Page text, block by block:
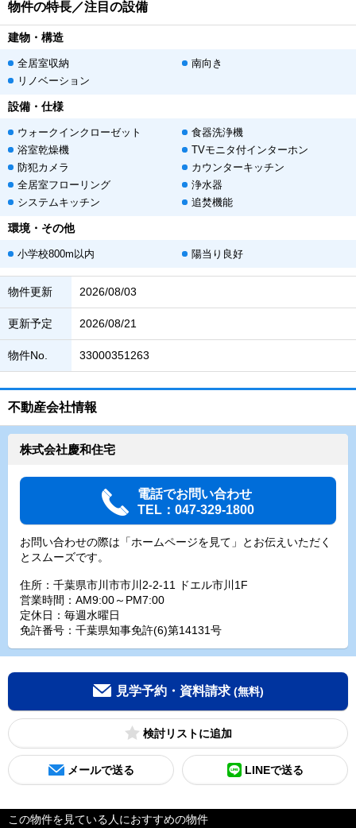
物件の特長／注目の設備
建物・構造
全居室収納
南向き
リノベーション
設備・仕様
ウォークインクローゼット
食器洗浄機
浴室乾燥機
TVモニタ付インターホン
防犯カメラ
カウンターキッチン
全居室フローリング
浄水器
システムキッチン
追焚機能
環境・その他
小学校800m以内 陽当り良好
物件更新 2026/08/03
更新予定 2026/08/21
物件No. 33000351263
不動産会社情報
株式会社慶和住宅
電話でお問い合わせ
TEL：047-329-1800
お問い合わせの際は「ホームページを見て」とお伝えいただく
とスムーズです。
住所：千葉県市川市市川2-2-11 ドエル市川1F
営業時間：AM9:00～PM7:00
定休日：毎週水曜日
免許番号：千葉県知事免許(6)第14131号
見学予約・資料請求 (無料)
検討リスト
メールで送る LINEで送る
この物件を見ている人におすすめの物件